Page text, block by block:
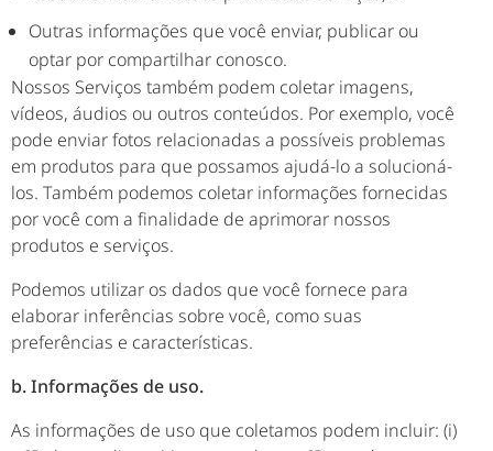
Outras informações que você enviar, publicar ou
optar por compartilhar conosco.
Nossos Serviços também podem coletar imagens,
vídeos, áudios ou outros conteúdos. Por exemplo, você
pode enviar fotos relacionadas a possíveis problemas
em produtos para que possamos ajudá-lo a solucioná-
los. Também podemos coletar informações fornecidas
por você com a finalidade de aprimorar nossos
produtos e serviços.
Podemos utilizar os dados que você fornece para
elaborar inferências sobre você, como suas
preferências e características.
b. Informações de uso.
As informações de uso que coletamos podem incluir: (i)